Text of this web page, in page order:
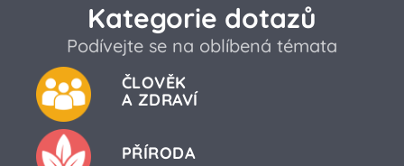
Kategorie dotazů
Podívejte se na oblíbená témata
ČLOVĚK
A ZDRAVÍ
PŘÍRODA